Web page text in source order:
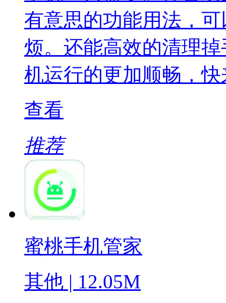
有意思的功能用法，
烦。还能高效的清理
机运行的更加顺畅，
查看
推荐
蜜桃手机管家
其他 | 12.05M